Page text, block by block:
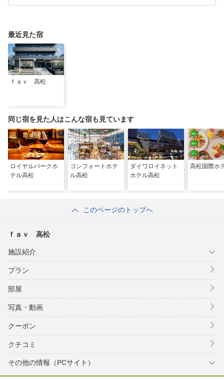
最近見た宿
ｆａｖ 高松
同じ宿を見た人はこんな宿も見ています
ロイヤルパークホ
テル高松
コンフォートホテ
ル高松
ダイワロイネット
ホテル高松
高松国際ホ
このページのトップへ
ｆａｖ 高松
施設紹介
プラン
部屋
写真・動画
クーポン
クチコミ
その他の情報（PCサイト）